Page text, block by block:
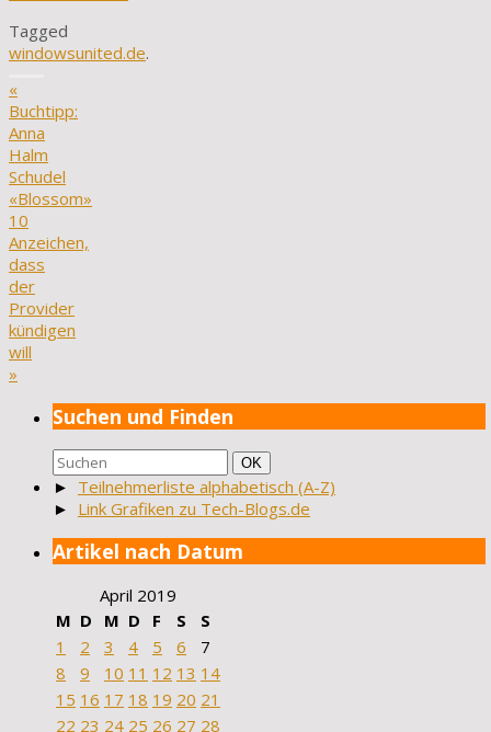
Tagged
windowsunited.de.
«
Buchtipp:
Anna
Halm
Schudel
«Blossom»
10
Anzeichen,
dass
der
Provider
kündigen
will
»
Suchen und Finden
Suchen
nach:
Suchen
OK
► Teilnehmerliste alphabetisch (A-Z)
► Link Grafiken zu Tech-Blogs.de
Artikel nach Datum
April 2019
M D M D F S
S
1
2 3 4 5 6
7
8
9 10 11 12 13 14
15 16 17 18 19 20 21
22 23 24 25 26 27 28